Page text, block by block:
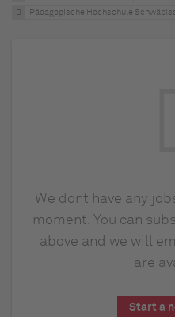
Pädagogische Hochschule
We dont have any
moment. You can
above and we will
are
Start a